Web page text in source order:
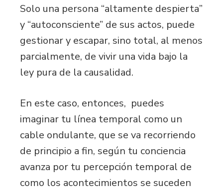
Solo una persona “altamente despierta”
y “autoconsciente” de sus actos, puede
gestionar y escapar, sino total, al menos
parcialmente, de vivir una vida bajo la
ley pura de la causalidad.
En este caso, entonces, puedes
imaginar tu línea temporal como un
cable ondulante, que se va recorriendo
de principio a fin, según tu conciencia
avanza por tu percepción temporal de
como los acontecimientos se suceden